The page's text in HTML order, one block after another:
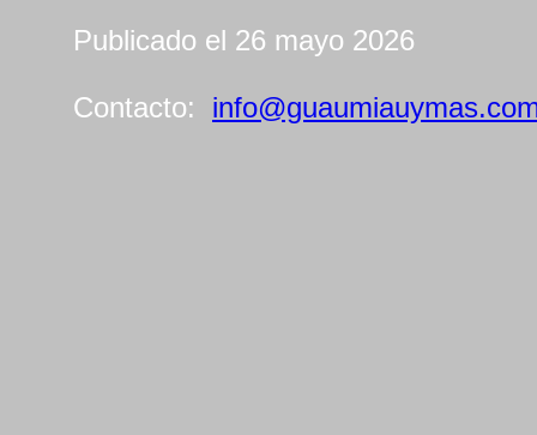
Publicado el 26 mayo 2026
Contacto: